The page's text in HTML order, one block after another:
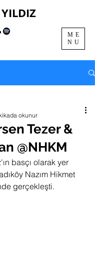
ME
NU
Tezer &
@NHKM
okunur
basçı olarak yer
Nazım Hikmet
gerçekleşti.